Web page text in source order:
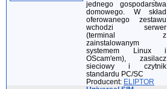
jednego gospodarstwa
domowego. W skład
oferowanego zestawu
wchodzi serwer
(terminal z
zainstalowanym
systemem Linux i
OScam'em), zasilacz
sieciowy i czytnik
standardu PC/SC
Producent: ELIPTOR